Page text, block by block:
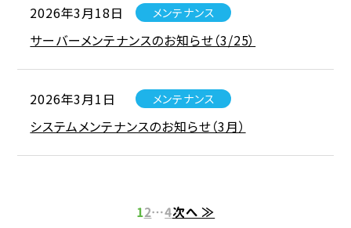
2026年3月18日 メンテナンス
サーバーメンテナンスのお知らせ（3/25）
2026年3月1日 メンテナンス
システムメンテナンスのお知らせ（3月）
12…4次へ ≫